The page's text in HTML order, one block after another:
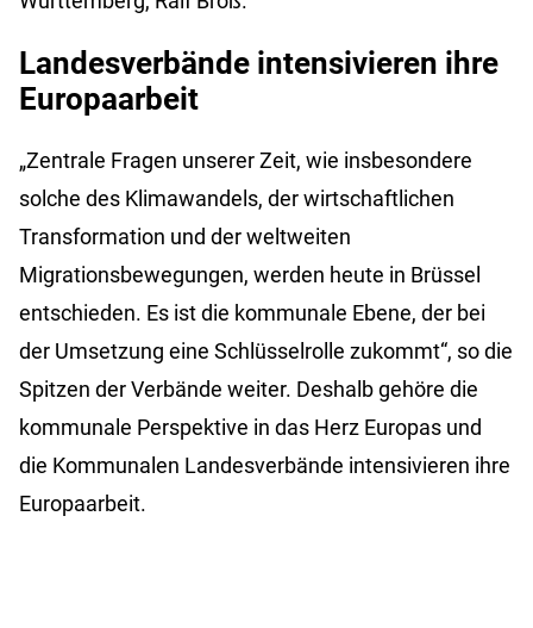
Landesverbände intensivieren ihre
Europaarbeit
„Zentrale Fragen unserer Zeit, wie insbesondere
solche des Klimawandels, der wirtschaftlichen
Transformation und der weltweiten
Migrationsbewegungen, werden heute in Brüssel
entschieden. Es ist die kommunale Ebene, der bei
der Umsetzung eine Schlüsselrolle zukommt“, so die
Spitzen der Verbände weiter. Deshalb gehöre die
kommunale Perspektive in das Herz Europas und
die Kommunalen Landesverbände intensivieren ihre
Europaarbeit.